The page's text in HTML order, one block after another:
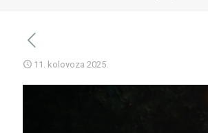
11. kolovoza 2025.